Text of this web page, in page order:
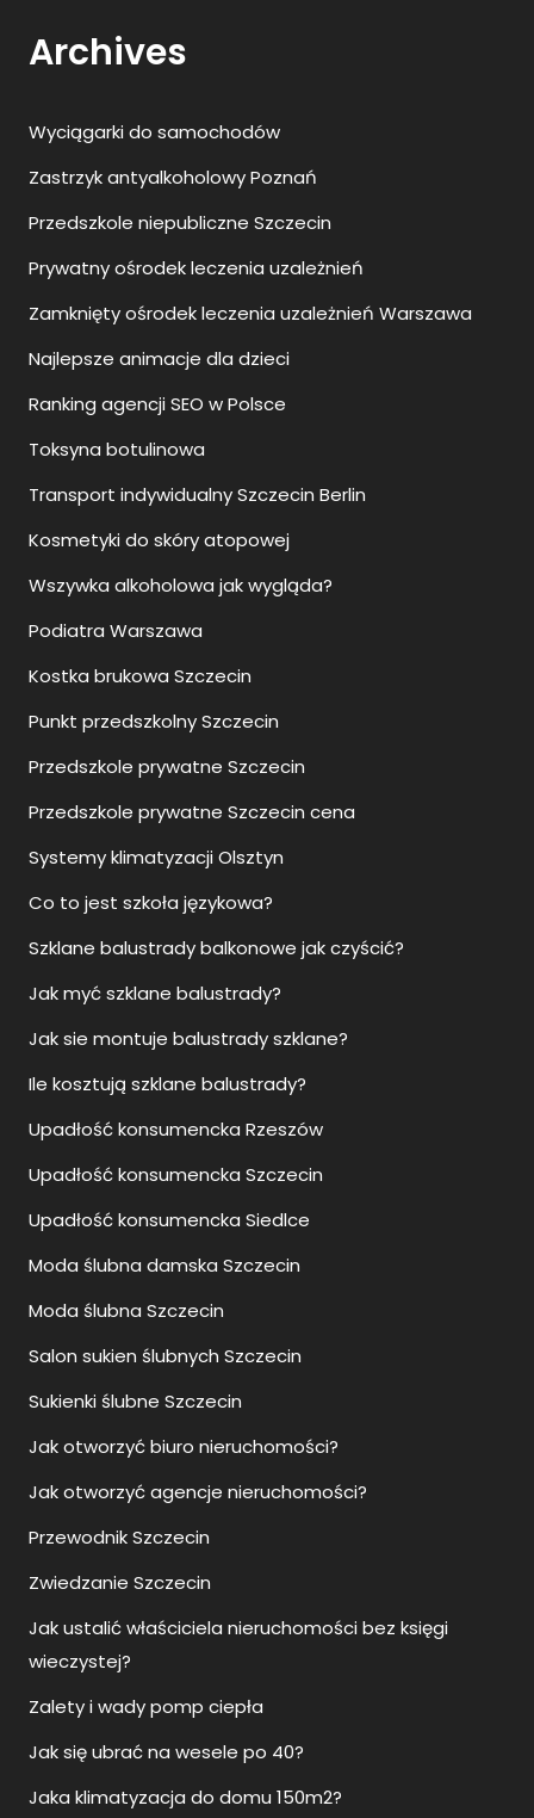
Archives
Wyciągarki do samochodów
Zastrzyk antyalkoholowy Poznań
Przedszkole niepubliczne Szczecin
Prywatny ośrodek leczenia uzależnień
Zamknięty ośrodek leczenia uzależnień Warszawa
Najlepsze animacje dla dzieci
Ranking agencji SEO w Polsce
Toksyna botulinowa
Transport indywidualny Szczecin Berlin
Kosmetyki do skóry atopowej
Wszywka alkoholowa jak wygląda?
Podiatra Warszawa
Kostka brukowa Szczecin
Punkt przedszkolny Szczecin
Przedszkole prywatne Szczecin
Przedszkole prywatne Szczecin cena
Systemy klimatyzacji Olsztyn
Co to jest szkoła językowa?
Szklane balustrady balkonowe jak czyścić?
Jak myć szklane balustrady?
Jak sie montuje balustrady szklane?
Ile kosztują szklane balustrady?
Upadłość konsumencka Rzeszów
Upadłość konsumencka Szczecin
Upadłość konsumencka Siedlce
Moda ślubna damska Szczecin
Moda ślubna Szczecin
Salon sukien ślubnych Szczecin
Sukienki ślubne Szczecin
Jak otworzyć biuro nieruchomości?
Jak otworzyć agencje nieruchomości?
Przewodnik Szczecin
Zwiedzanie Szczecin
Jak ustalić właściciela nieruchomości bez księgi
wieczystej?
Zalety i wady pomp ciepła
Jak się ubrać na wesele po 40?
Jaka klimatyzacja do domu 150m2?